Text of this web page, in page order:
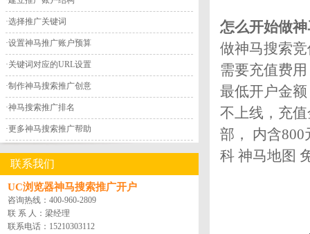
·选择推广关键词
·设置神马推广账户预算
·关键词对应的URL设置
·制作神马搜索推广创意
·神马搜索推广排名
·更多神马搜索推广帮助
联系我们
UC浏览器神马搜索推广开户
咨询热线： 400-960-2809
联 系 人：梁经理
联系电话： 15210303112
怎么开始做
做神马搜索
需要充值费
最低开户金
不上线，充
部， 内含
科 神马地图